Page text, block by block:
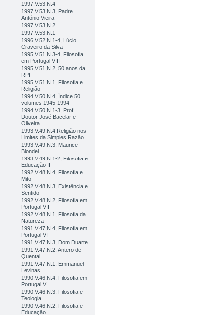
1997,V.53,N.4
1997,V.53,N.3, Padre
António Vieira
1997,V.53,N.2
1997,V.53,N.1
1996,V.52,N.1-4, Lúcio
Craveiro da Silva
1995,V.51,N.3-4, Filosofia
em Portugal VIII
1995,V.51,N.2, 50 anos da
RPF
1995,V.51,N.1, Filosofia e
Religião
1994,V.50,N.4, Índice 50
volumes 1945-1994
1994,V.50,N.1-3, Prof.
Doutor José Bacelar e
Oliveira
1993,V.49,N.4,Religião nos
Limites da Simples Razão
1993,V.49,N.3, Maurice
Blondel
1993,V.49,N.1-2, Filosofia e
Educação II
1992,V.48,N.4, Filosofia e
Mito
1992,V.48,N.3, Existência e
Sentido
1992,V.48,N.2, Filosofia em
Portugal VII
1992,V.48,N.1, Filosofia da
Natureza
1991,V.47,N.4, Filosofia em
Portugal VI
1991,V.47,N.3, Dom Duarte
1991,V.47,N.2, Antero de
Quental
1991,V.47,N.1, Emmanuel
Levinas
1990,V.46,N.4, Filosofia em
Portugal V
1990,V.46,N.3, Filosofia e
Teologia
1990,V.46,N.2, Filosofia e
Educação